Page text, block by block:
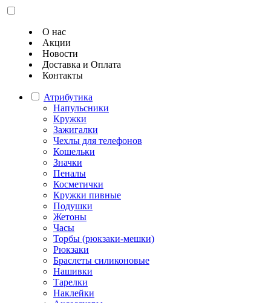
О нас
Акции
Новости
Доставка и Оплата
Контакты
Атрибутика
Напульсники
Кружки
Зажигалки
Чехлы для телефонов
Кошельки
Значки
Пеналы
Косметички
Кружки пивные
Подушки
Жетоны
Часы
Торбы (рюкзаки-мешки)
Рюкзаки
Браслеты силиконовые
Нашивки
Тарелки
Наклейки